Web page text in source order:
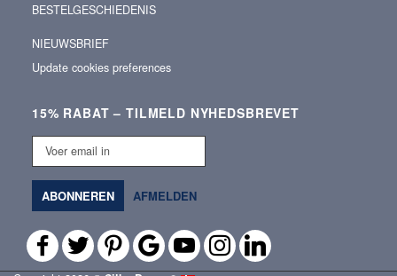
BESTELGESCHIEDENIS
NIEUWSBRIEF
Update cookies preferences
15% RABAT – TILMELD NYHEDSBREVET
Voer
email
in
ABONNEREN AFMELDEN